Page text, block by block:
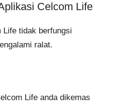
Celcom Life
Life tidak berfungsi
ralat.
Life anda dikemas